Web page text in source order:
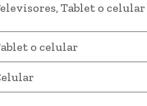
Tablet o celular
o celular